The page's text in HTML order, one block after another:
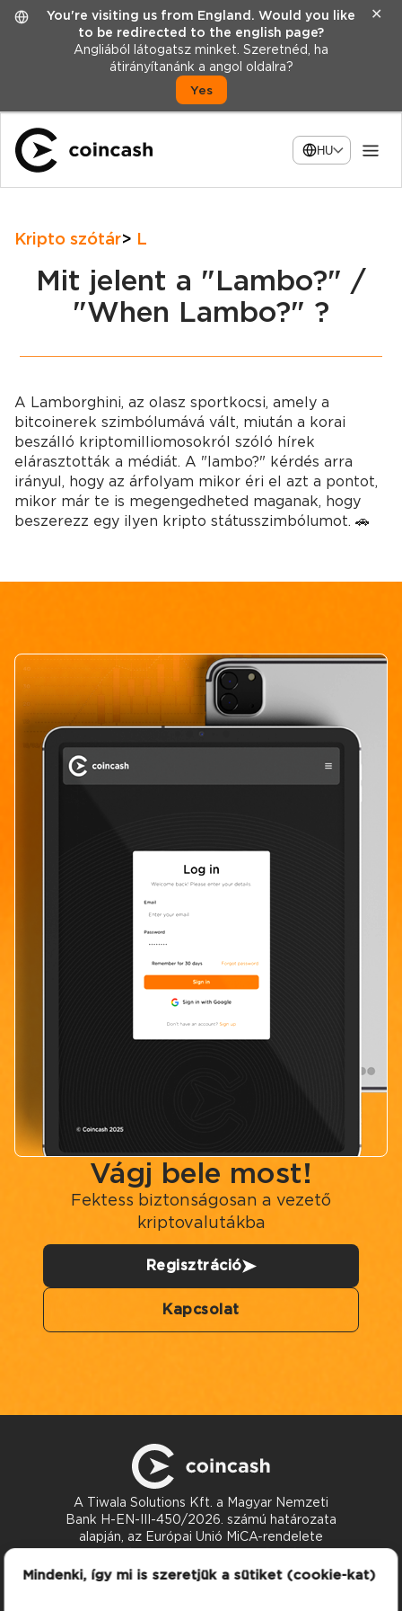
You're visiting us from England. Would you like
to be redirected to the english page?
Angliából látogatsz minket. Szeretnéd, ha
átirányítanánk a angol oldalra?
Yes
✕
HU
Kripto szótár L
Mit jelent a "Lambo?" /
"When Lambo?" ?
A Lamborghini, az olasz sportkocsi, amely a
bitcoinerek szimbólumává vált, miután a korai
beszálló kriptomilliomosokról szóló hírek
elárasztották a médiát. A "lambo?" kérdés arra
irányul, hogy az árfolyam mikor éri el azt a pontot,
mikor már te is megengedheted maganak, hogy
beszerezz egy ilyen kripto státusszimbólumot. 🚗
Vágj bele most!
Fektess biztonságosan a vezető
kriptovalutákba
Regisztráció
Kapcsolat
A Tiwala Solutions Kft. a Magyar Nemzeti
Bank H-EN-III-450/2026. számú határozata
alapján, az Európai Unió MiCA-rendelete
szerint nyújt kriptoeszköz-szolgáltatásokat.
Kapcsolat
Mindenki, így mi is szeretjük a sütiket (cookie-kat)